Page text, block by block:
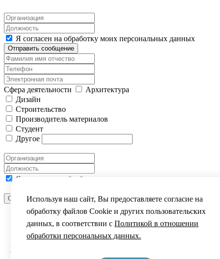
Я согласен на обработку моих персональных данных
Отправить сообщение
Сфера деятельности
Архитектура
Дизайн
Строительство
Производитель материалов
Студент
Другое
Я согласен на обработку моих персональных данных
Отправить сообщение
ВЫ УСПЕШНО ЗАРЕГИСТРИРОВАНЫ
Уважаемый посетитель!
Благодарим за интерес к фестивалю „Зодчество
Используя наш сайт, Вы предоставляете согласие на
обработку файлов Сookie и других пользовательских
данных, в соответствии сПолитикой в отношении
обработки персональных данных.